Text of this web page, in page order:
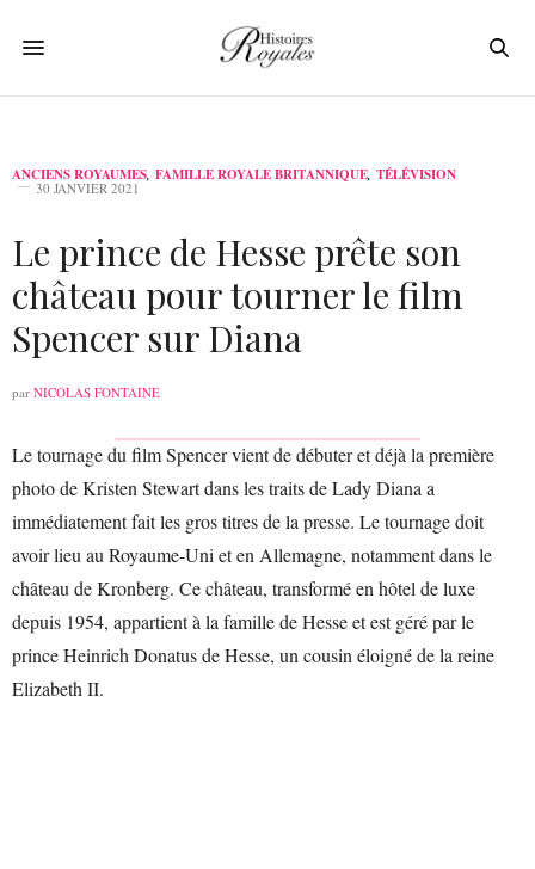
ANCIENS ROYAUMES, FAMILLE ROYALE BRITANNIQUE, TÉLÉVISION
30 JANVIER 2021
Le prince de Hesse prête son
château pour tourner le film
Spencer sur Diana
par NICOLAS FONTAINE
Le tournage du film Spencer vient de débuter et déjà la première
photo de Kristen Stewart dans les traits de Lady Diana a
immédiatement fait les gros titres de la presse. Le tournage doit
avoir lieu au Royaume-Uni et en Allemagne, notamment dans le
château de Kronberg. Ce château, transformé en hôtel de luxe
depuis 1954, appartient à la famille de Hesse et est géré par le
prince Heinrich Donatus de Hesse, un cousin éloigné de la reine
Elizabeth II.